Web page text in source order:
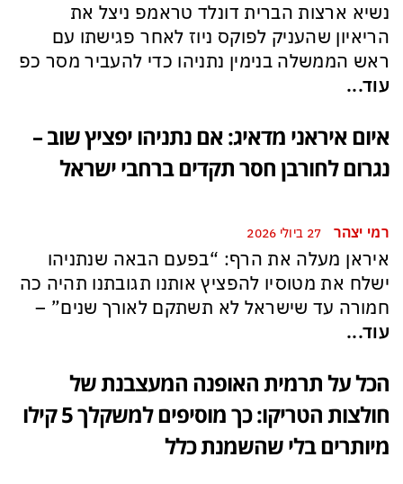
נשיא ארצות הברית דונלד טראמפ ניצל את
הריאיון שהעניק לפוקס ניוז לאחר פגישתו עם
ראש הממשלה בנימין נתניהו כדי להעביר מסר כפ
עוד...
איום איראני מדאיג: אם נתניהו יפציץ שוב –
נגרום לחורבן חסר תקדים ברחבי ישראל
רמי יצהר
איראן מעלה את הרף: “בפעם הבאה שנתניהו
ישלח את מטוסיו להפציץ אותנו תגובתנו תהיה כה
חמורה עד שישראל לא תשתקם לאורך שנים” –
עוד...
הכל על תרמית האופנה המעצבנת של
חולצות הטריקו: כך מוסיפים למשקלך 5 קילו
מיותרים בלי שהשמנת כלל